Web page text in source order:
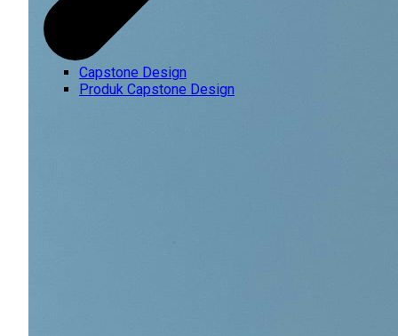
Capstone Design
Produk Capstone Design